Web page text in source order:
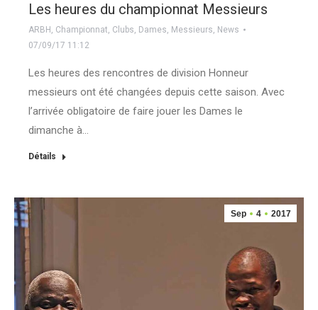
Les heures du championnat Messieurs
ARBH , Championnat, Clubs, Dames, Messieurs, News
07/09/17 11:12
Les heures des rencontres de division Honneur
messieurs ont été changées depuis cette saison. Avec
l’arrivée obligatoire de faire jouer les Dames le
dimanche à…
Détails
Sep 4 2017